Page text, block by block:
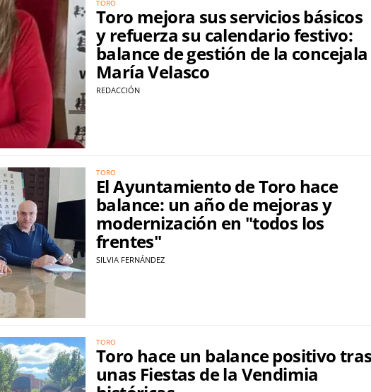
TORO
Toro mejora sus servicios básicos
y refuerza su calendario festivo:
balance de gestión de la concejala
María Velasco
REDACCIÓN
TORO
El Ayuntamiento de Toro hace
balance: un año de mejoras y
modernización en "todos los
frentes"
SILVIA FERNÁNDEZ
TORO
Toro hace un balance positivo
unas Fiestas de la Vendimia